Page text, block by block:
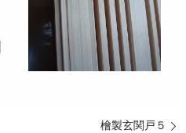
檜製玄関戸５